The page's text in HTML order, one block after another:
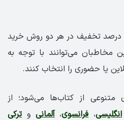
درصد تخفیف در هر دو روش خرید
مخاطبان می‌توانند با توجه به
یا حضوری را انتخاب کنند.
از کتاب‌ها می‌شود؛ از
انگلیسی،فرانسوی،آلمانی وترکی